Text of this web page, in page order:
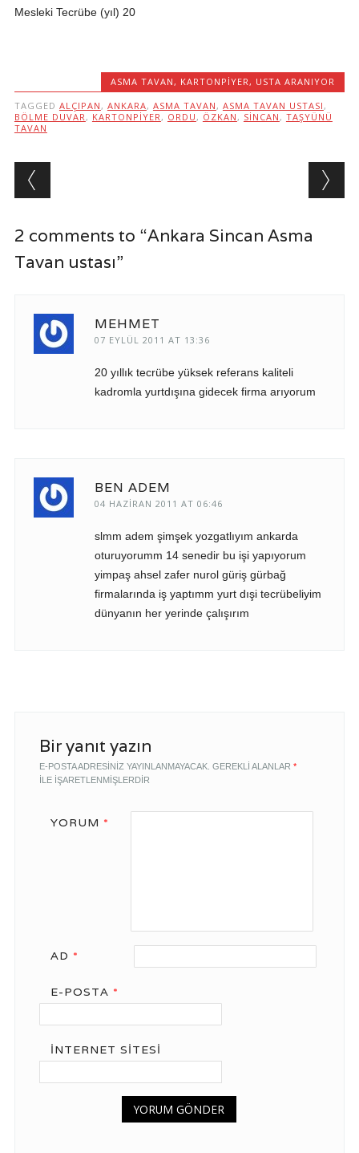
Mesleki Tecrübe (yıl) 20
ASMA TAVAN, KARTONPIYER, USTA ARANIYOR
TAGGED ALÇIPAN , ANKARA, ASMA TAVAN , ASMA TAVAN USTASI ,
BÖLME DUVAR, KARTONPIYER, ORDU , ÖZKAN , SINCAN , TAŞYÜNÜ
TAVAN
Post navigation
2 comments to “Ankara Sincan Asma
Tavan ustası”
MEHMET
07 EYLÜL 2011 AT 13:36
20 yıllık tecrübe yüksek referans kaliteli
kadromla yurtdışına gidecek firma arıyorum
BEN ADEM
04 HAZIRAN 2011 AT 06:46
slmm adem şimşek yozgatlıyım ankarda
oturuyorumm 14 senedir bu işi yapıyorum
yimpaş ahsel zafer nurol güriş gürbağ
firmalarında iş yaptımm yurt dışi tecrübeliyim
dünyanın her yerinde çalışırım
Bir yanıt yazın
E-POSTA ADRESINIZ YAYINLANMAYACAK. GEREKLI ALANLAR *
ILE IŞARETLENMIŞLERDIR
YORUM *
AD *
E-POSTA *
İNTERNET SITESI